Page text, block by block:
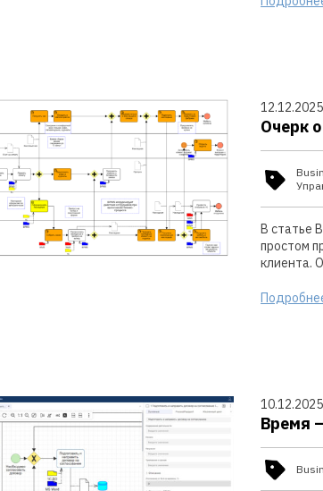
12.12.2025
Очерк
В статье
простом
клиента.
10.12.2025
Время